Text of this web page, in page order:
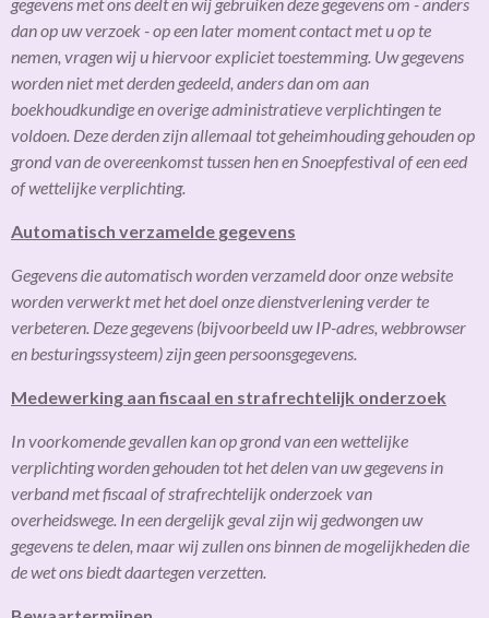
dan op uw verzoek - op een later moment contact met u op te
nemen, vragen wij u hiervoor expliciet toestemming. Uw gegevens
worden niet met derden gedeeld, anders dan om aan
boekhoudkundige en overige administratieve verplichtingen te
voldoen. Deze derden zijn allemaal tot geheimhouding gehouden op
grond van de overeenkomst tussen hen en Snoepfestival of een eed
of wettelijke verplichting.
Automatisch verzamelde gegevens
Gegevens die automatisch worden verzameld door onze website
worden verwerkt met het doel onze dienstverlening verder te
verbeteren. Deze gegevens (bijvoorbeeld uw IP-adres, webbrowser
en besturingssysteem) zijn geen persoonsgegevens.
Medewerking aan fiscaal en strafrechtelijk onderzoek
In voorkomende gevallen kan op grond van een wettelijke
verplichting worden gehouden tot het delen van uw gegevens in
verband met fiscaal of strafrechtelijk onderzoek van
overheidswege. In een dergelijk geval zijn wij gedwongen uw
gegevens te delen, maar wij zullen ons binnen de mogelijkheden die
de wet ons biedt daartegen verzetten.